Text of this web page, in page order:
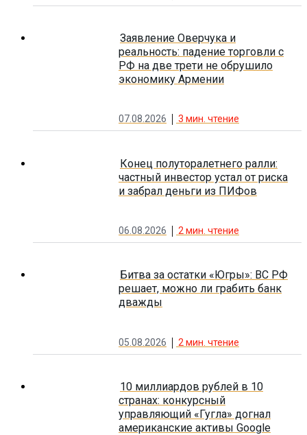
Заявление Оверчука и
реальность: падение торговли с
РФ на две трети не обрушило
экономику Армении
07.08.2026 3 мин. чтение
Конец полуторалетнего ралли:
частный инвестор устал от риска
и забрал деньги из ПИФов
06.08.2026 2 мин. чтение
Битва за остатки «Югры»: ВС РФ
решает, можно ли грабить банк
дважды
05.08.2026 2 мин. чтение
10 миллиардов рублей в 10
странах: конкурсный
управляющий «Гугла» догнал
американские активы Google